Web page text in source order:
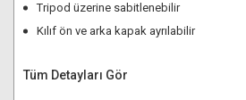
Tripod üzerine sabitlenebilir
Kılıf ön ve arka kapak ayrılabilir
Tüm Detayları Gör